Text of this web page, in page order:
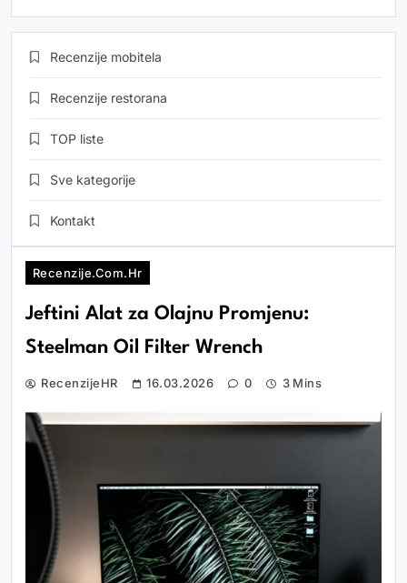
Recenzije.com.hr
Jeftini Alat za Olajnu Promjenu:
Steelman Oil Filter Wrench
RecenzijeHR 16.03.2026 0 3 Mins
Recenzije mobitela
Recenzije restorana
TOP liste
Sve kategorije
Kontakt